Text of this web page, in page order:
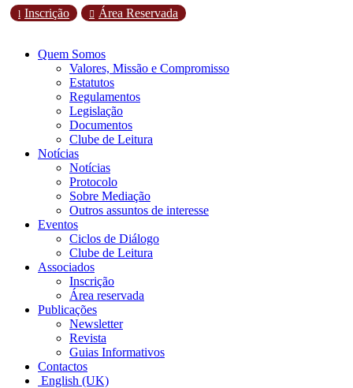
l Inscrição  Área Reservada
Quem Somos
Valores, Missão e Compromisso
Estatutos
Regulamentos
Legislação
Documentos
Clube de Leitura
Notícias
Notícias
Protocolo
Sobre Mediação
Outros assuntos de interesse
Eventos
Ciclos de Diálogo
Clube de Leitura
Associados
Inscrição
Área reservada
Publicações
Newsletter
Revista
Guias Informativos
Contactos
English (UK)